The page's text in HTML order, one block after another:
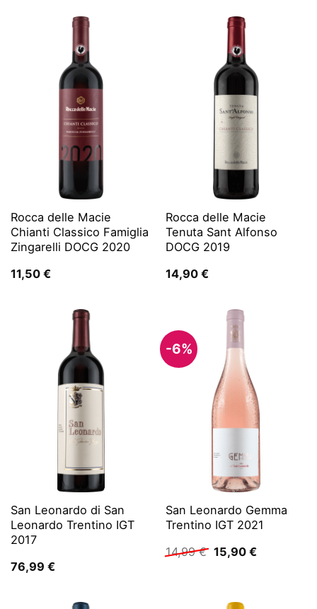
Rocca delle Macie
Chianti Classico Famiglia
Zingarelli DOCG 2020
11,50 €
Rocca delle Macie
Tenuta Sant Alfonso
DOCG 2019
14,90 €
San Leonardo di San
Leonardo Trentino IGT
2017
76,99 €
-6%
San Leonardo Gemma
Trentino IGT 2021
14,99€ Ursprünglicher
Preis
15,90 €Aktueller